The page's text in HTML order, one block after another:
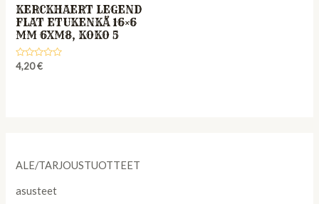
ALE/TARJOUSTUOTTEET
asusteet
KERCKHAERT LEGEND
FLAT ETUKENKÄ 16×6
MM 6XM8, KOKO 5
Rated
4,20€